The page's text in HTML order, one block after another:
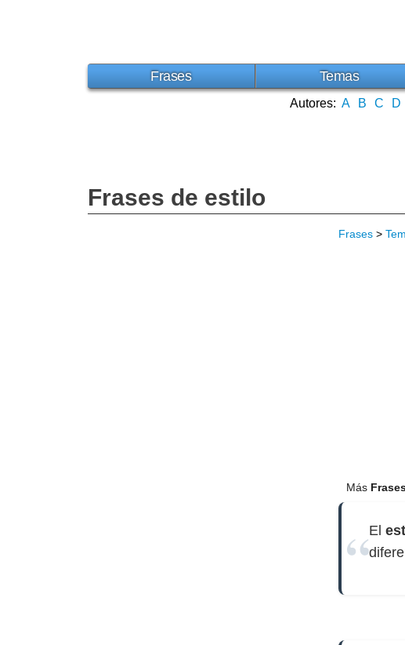
Frases Temas
Autores: A B C D
Frases de estilo
Frases >
Más
El